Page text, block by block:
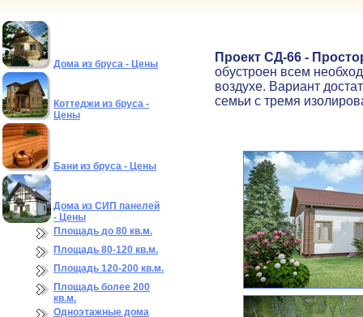
Дома из бруса - Цены
Коттеджи из бруса -
Цены
Бани из бруса - Цены
Дома из СИП панелей
- Цены
Площадь до 80 кв.м.
Площадь 80-120 кв.м.
Площадь 120-200 кв.м.
Площадь более 200
кв.м.
Одноэтажные дома
Проект СД-66 -
обустроен всем
воздухе. Вариант
семьи с тремя